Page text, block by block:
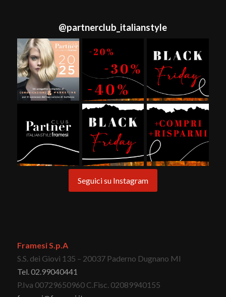
@partnerclub_italianstyle
Seguici su Instagram
Framesi S.p.A
S.S. dei Giovi 135 – 20037 Paderno Dugnano MI
Tel. 02.99040441
P.Iva 00729650960 C.Fisc. 02089940155